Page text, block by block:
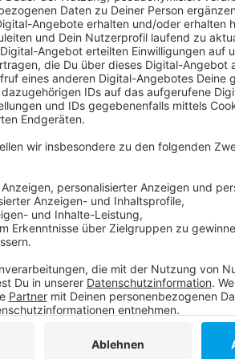
Veröffentlicht:Mittwoch, 20.05.2020 17:08
Anzeige
Das bedeutet: Am Wochenende und
Express-Angebot. Unter anderem die
morgens.
U74, U75 und U79 sowie die Buslinien
830, NE1, NE2, NE4, NE5 und NE6
U71 ist bis 3 Uhr
U72 verbindet Düsseldorf und Ratingen